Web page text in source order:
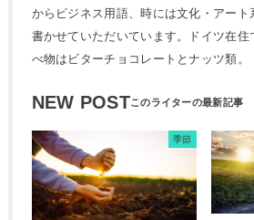
からビジネス用語、時には文化・アート
書かせていただいています。ドイツ在住
べ物はビターチョコレートとナッツ類。
NEW POST
季節